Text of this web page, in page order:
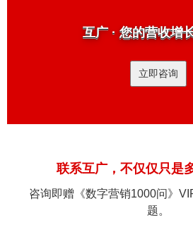
互广 · 您的营收增
立即咨询
联系互广，不仅仅只是
咨询即赠《数字营销1000问》
题。